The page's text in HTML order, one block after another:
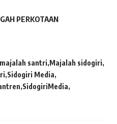
PERKOTAAN
majalah santri Majalah sidogiri
Sidogiri Media
SidogiriMedia